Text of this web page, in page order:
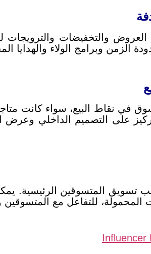
والتخفيضات والترويجات
الزمن وبرامج الولاء والهدايا
نقاط البيع، سواء كانت متاجر
على التصميم الداخلي وعرض
تسويق المتسوقين الرئيسية.
المحمولة، للتفاعل مع